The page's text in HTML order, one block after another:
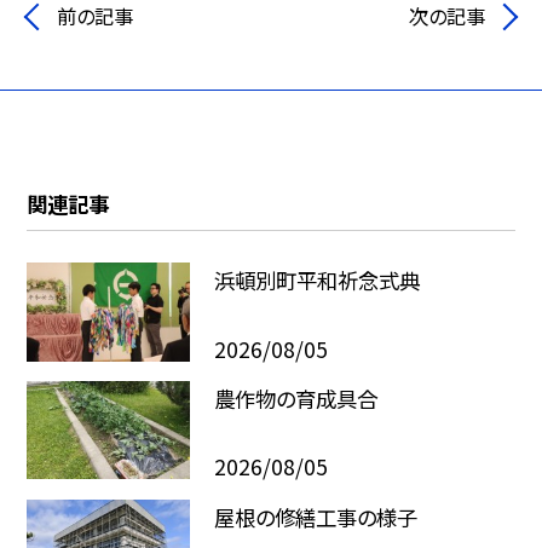
前の記事 次の記事
関連記事
浜頓別町平和祈念式典
2026/08/05
農作物の育成具合
2026/08/05
屋根の修繕工事の様子